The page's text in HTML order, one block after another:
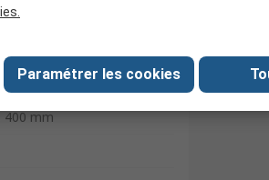
optique
400 mm
Paramétrer les cookies